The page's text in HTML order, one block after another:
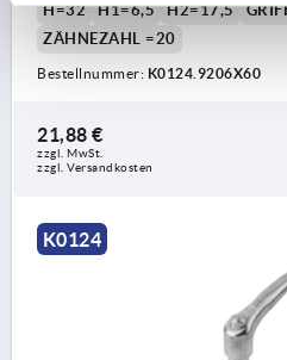
H=32
H1=6,5 H2=17,5
ZÄHNEZAHL =20
Bestellnummer: K0124.9206X60
21,88 €
zzgl. MwSt.
zzgl. Versandkosten
K0124